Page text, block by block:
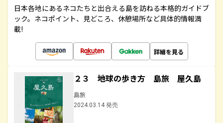
日本各地にあるネコたちと出合える島を訪ねる本格的ガイドブ
ック。ネコポイント、見どころ、休憩場所など具体的情報満
載!
詳細を見る
２３ 地球の歩き方 島旅 屋久島
島旅
2024.03.14 発売